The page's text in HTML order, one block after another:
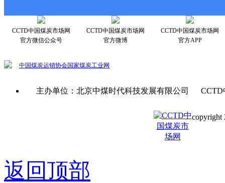
CCTD中国煤炭市场网
官方微信公众号
CCTD中国煤炭市场网
官方微博
CCTD中国煤炭市场网
官方APP
中国煤炭运销协会国家煤炭工业网
主办单位：北京中煤时代科技发展有限公司
copyright
返回顶部